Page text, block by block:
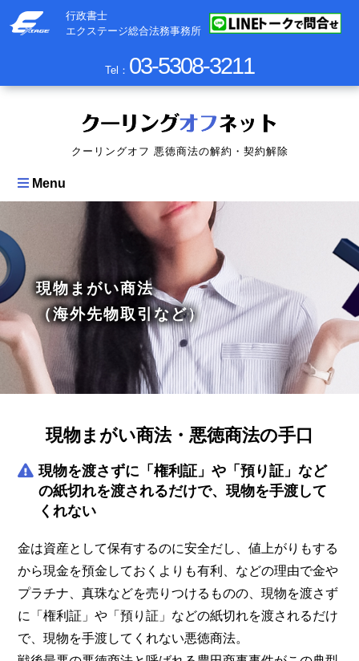
行政書士
エクステージ総合法務事務所
Tel： 03-5308-3211
クーリングオフ 悪徳商法の解約・契約解除
Menu
現物まがい商法
（海外先物取引など）
現物まがい商法・悪徳商法の手口
現物を渡さずに「権利証」や「預り証」など
の紙切れを渡されるだけで、現物を手渡して
くれない
金は資産として保有するのに安全だし、値上がりもする
から現金を預金しておくよりも有利、などの理由で金や
プラチナ、真珠などを売りつけるものの、現物を渡さず
に「権利証」や「預り証」などの紙切れを渡されるだけ
で、現物を手渡してくれない悪徳商法。